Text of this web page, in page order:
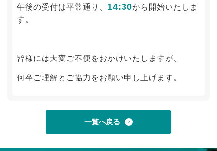
午後の受付は平常通り、 14:30から開始いたしま
す。
皆様には大変ご不便をおかけいたしますが、
何卒ご理解とご協力をお願い申し上げます。
一覧へ戻る